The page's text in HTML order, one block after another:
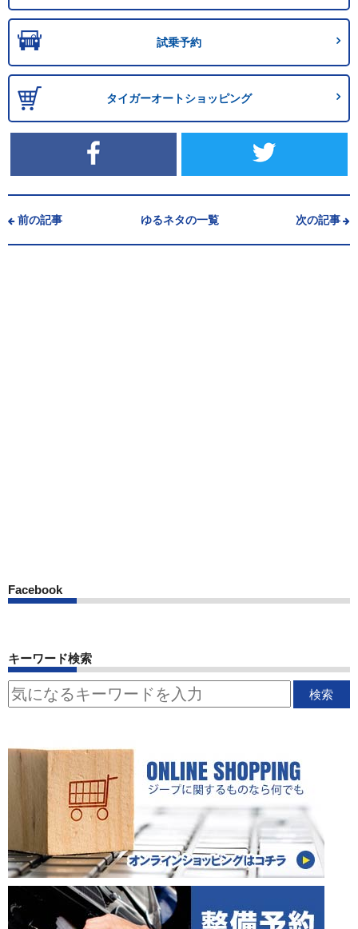
試乗予約
タイガーオートショッピング
前の記事 ゆるネタの一覧 次の記事
Facebook
キーワード検索